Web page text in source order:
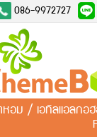
086-9972727
หอม / เอทิลแอลกอ